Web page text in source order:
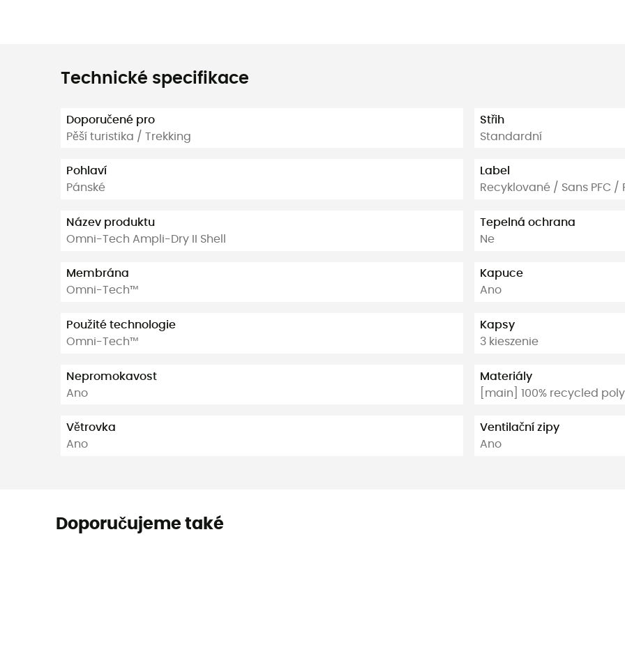
Technické specifikace
Doporučené pro
Pěší turistika / Trekking
Pohlaví
Pánské
Název produktu
Omni-Tech Ampli-Dry II Shell
Membrána
Omni-Tech™
Použité technologie
Omni-Tech™
Nepromokavost
Ano
Větrovka
Ano
Střih
Standardní
Label
Recyklované / Sans PFC /
Tepelná ochrana
Ne
Kapuce
Ano
Kapsy
3 kieszenie
Materiály
[main] 100% recycled
Ventilační zipy
Ano
Doporučujeme také